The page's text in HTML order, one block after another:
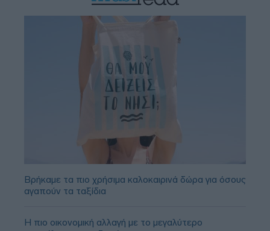
Βρήκαμε τα πιο χρήσιμα καλοκαιρινά δώρα για όσους
αγαπούν τα ταξίδια
Η πιο οικονομική αλλαγή με το μεγαλύτερο